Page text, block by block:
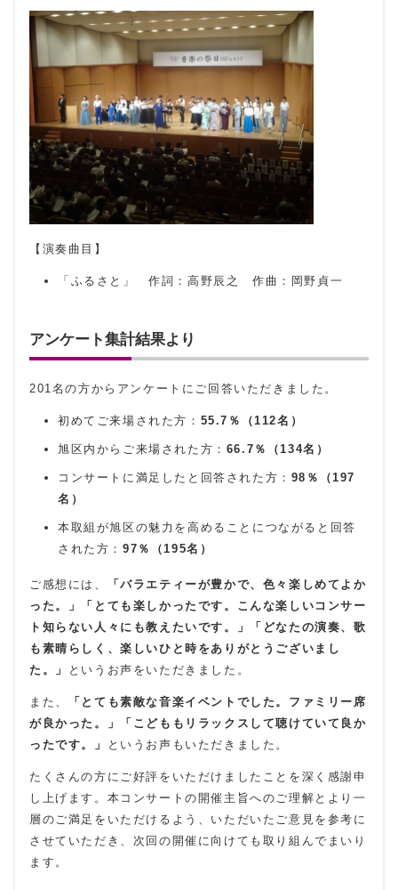
【演奏曲目】
「ふるさと」 作詞：高野辰之 作曲：岡野貞一
アンケート集計結果より
201名の方からアンケートにご回答いただきました。
初めてご来場された方： 55.7 ％（112名）
旭区内からご来場された方： 66.7 ％（134名）
コンサートに満足したと回答された方： 98 ％（197
名）
本取組が旭区の魅力を高めることにつながると回答
された方： 97 ％（195名）
ご感想には、
「バラエティーが豊かで、色々楽しめてよか
った。
」「とても楽しかったです。こんな楽しいコンサー
ト知らない人々にも教えたいです。」「どなたの演奏、歌
も素晴らしく、楽しいひと時をありがとうございまし
た。」
というお声をいただきました。
また、
「とても素敵な音楽イベントでした。ファミリー席
が良かった。」「こどももリラックスして聴けていて良か
ったです。」
というお声もいただきました。
たくさんの方にご好評をいただけましたことを深く感謝申
し上げます。本コンサートの開催主旨へのご理解とより一
層のご満足をいただけるよう、いただいたご意見を参考に
させていただき、次回の開催に向けても取り組んでまいり
ます。